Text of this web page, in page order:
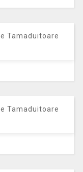
Tamaduitoare
Tamaduitoare